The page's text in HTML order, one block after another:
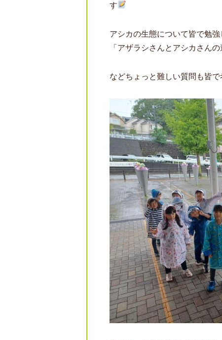
す
アシカの生態について皆で勉
「アザラシさんとアシカさんの
などちょっと難しい質問も皆